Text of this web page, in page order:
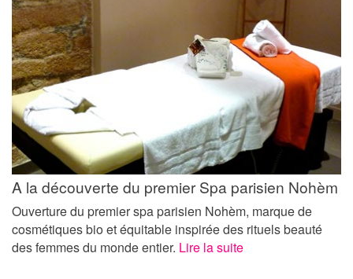
A la découverte du premier Spa parisien Nohèm
Ouverture du premier spa parisien Nohèm, marque de
cosmétiques bio et équitable inspirée des rituels beauté
des femmes du monde entier. Lire la suite